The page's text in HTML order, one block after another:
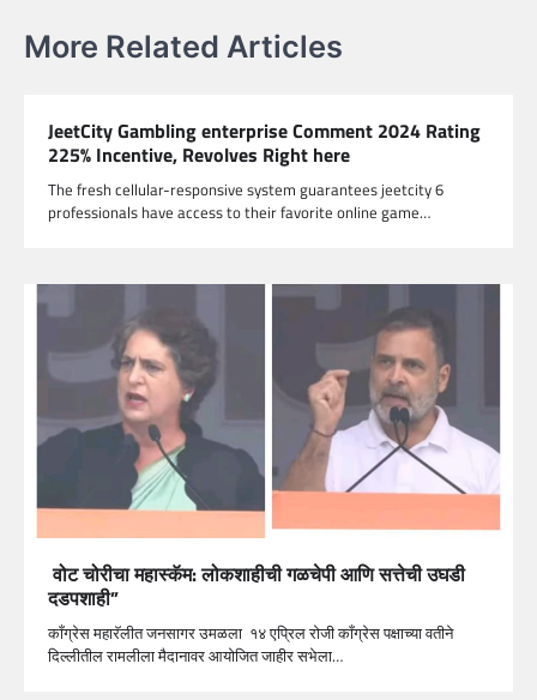
More Related Articles
JeetCity Gambling enterprise Comment 2024 Rating
225% Incentive, Revolves Right here
The fresh cellular-responsive system guarantees jeetcity 6
professionals have access to their favorite online game…
वोट चोरीचा महास्कॅम: लोकशाहीची गळचेपी आणि सत्तेची उघडी
दडपशाही”
काँग्रेस महारॅलीत जनसागर उमळला १४ एप्रिल रोजी काँग्रेस पक्षाच्या वतीने
दिल्लीतील रामलीला मैदानावर आयोजित जाहीर सभेला…